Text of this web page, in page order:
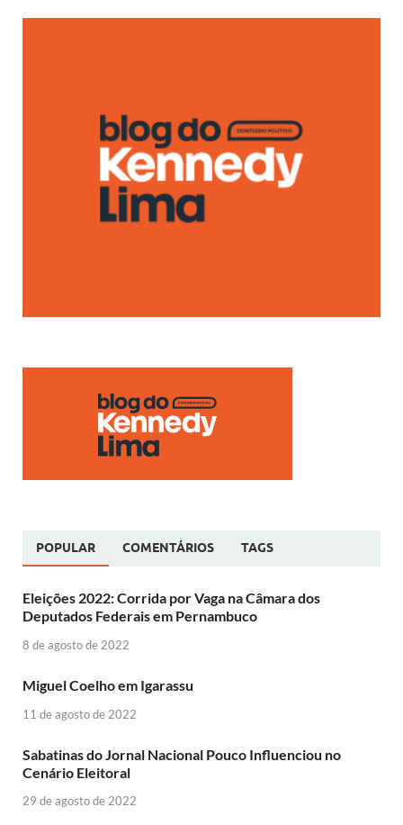
POPULAR COMENTÁRIOS TAGS
Eleições 2022: Corrida por Vaga na Câmara dos
Deputados Federais em Pernambuco
8 de agosto de 2022
Miguel Coelho em Igarassu
11 de agosto de 2022
Sabatinas do Jornal Nacional Pouco Influenciou no
Cenário Eleitoral
29 de agosto de 2022